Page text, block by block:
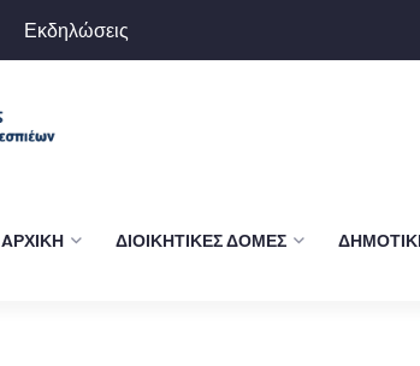
Εκδηλώσεις
AΡΧΙΚΉ ΔΙΟΙΚΗΤΙΚΈΣ ΔΟΜΈΣ